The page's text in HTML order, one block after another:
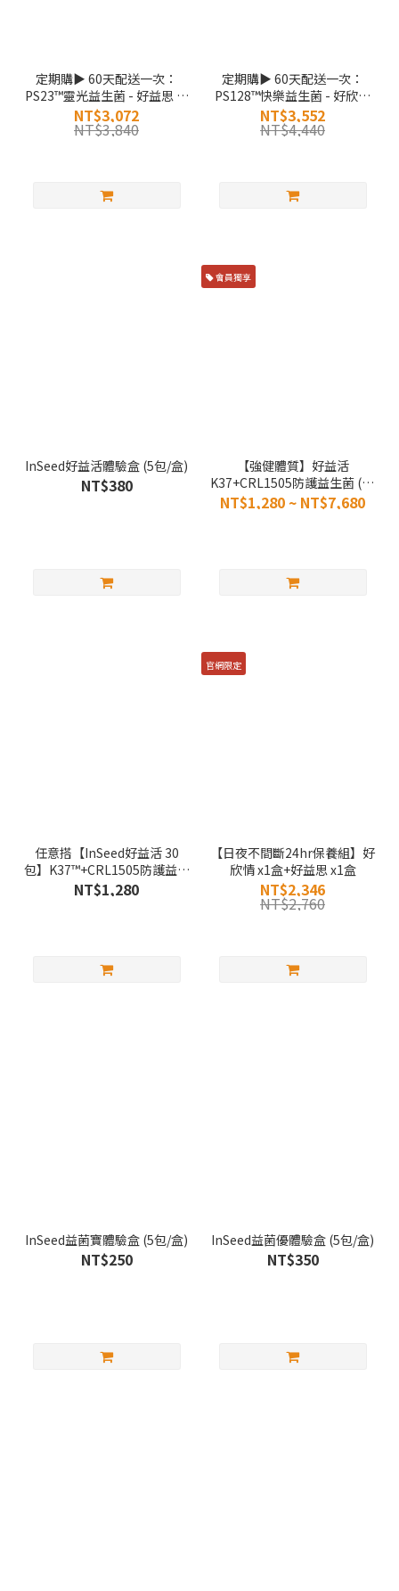
定期購▶ 60天配送一次：
PS23™靈光益生菌 - 好益思 三
入組
NT$3,072
NT$3,840
定期購▶ 60天配送一次：
PS128™快樂益生菌 - 好欣情
三入組】
NT$3,552
NT$4,440
InSeed好益活體驗盒 (5包/盒)
NT$380
會員獨享
【強健體質】好益活
K37+CRL1505防護益生菌 (30
入/盒)
NT$1,280 ~ NT$7,680
任意搭【InSeed好益活 30
包】K37™+CRL1505防護益生
菌
NT$1,280
官網限定
【日夜不間斷24hr保養組】好
欣情 x1盒+好益思 x1盒
NT$2,346
NT$2,760
InSeed益菌寶體驗盒 (5包/盒)
NT$250
InSeed益菌優體驗盒 (5包/盒)
NT$350